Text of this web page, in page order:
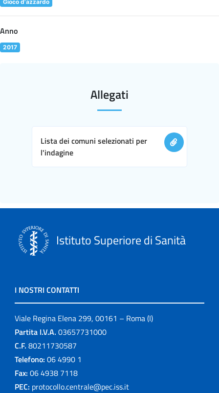
Gioco d'azzardo
Anno
2017
Allegati
Lista dei comuni selezionati per
l'indagine
Istituto Superiore di Sanità
I NOSTRI CONTATTI
Viale Regina Elena 299, 00161 – Roma (I)
Partita I.V.A. 03657731000
C.F. 80211730587
Telefono: 06 4990 1
Fax: 06 4938 7118
PEC: protocollo.centrale@pec.iss.it